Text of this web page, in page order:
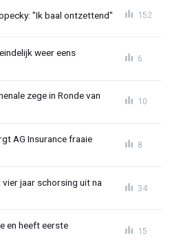
"Ik baal ontzettend" 152
weer eens
6
zege in Ronde van
10
AG Insurance fraaie
8
jaar schorsing uit na
34
en heeft eerste
15